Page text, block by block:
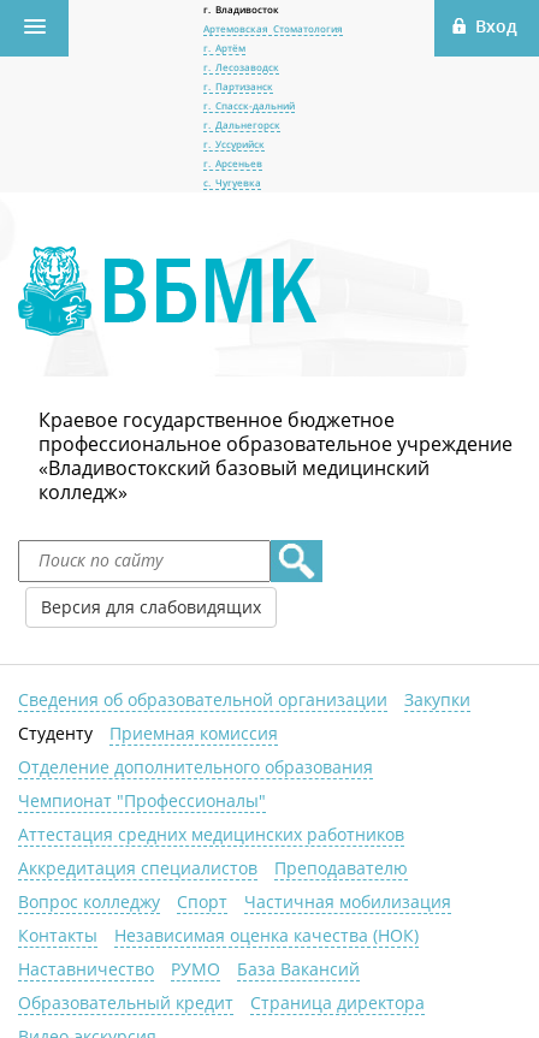
г. Владивосток
Артемовская Стоматология
г. Артём
г. Лесозаводск
г. Партизанск
г. Спасск-дальний
г. Дальнегорск
г. Уссурийск
г. Арсеньев
с. Чугуевка
Краевое государственное бюджетное
профессиональное образовательное учреждение
«Владивостокский базовый медицинский
колледж»
Версия для слабовидящих
Сведения об образовательной организации
Закупки
Студенту
Приемная комиссия
Отделение дополнительного образования
Чемпионат "Профессионалы"
Аттестация средних медицинских работников
Аккредитация специалистов
Преподавателю
Вопрос колледжу
Спорт
Частичная мобилизация
Контакты
Независимая оценка качества (НОК)
Наставничество
РУМО
База Вакансий
Образовательный кредит
Страница директора